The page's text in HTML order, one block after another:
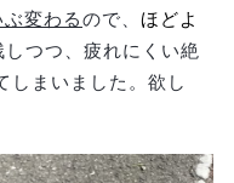
変わるので、 ほどよ
つつ、疲れにくい絶
しまいました。欲し